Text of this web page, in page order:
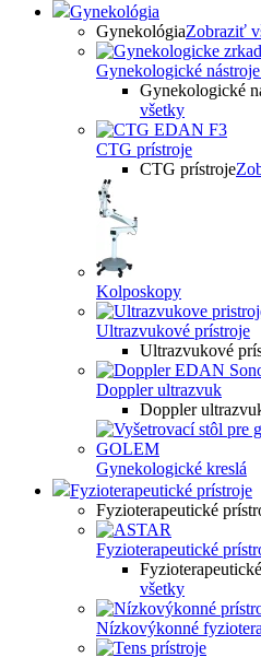
Gynekológia
GynekológiaZobraziť
Gynekologické
Gynekologické
všetky
CTG prístroje
CTG prístroje
Kolposkopy
Ultrazvukové prístroje
Ultrazvukové
Doppler ultrazvuk
Doppler
Gynekologické kreslá
Fyzioterapeutické prístroje
Fyzioterapeutické
Fyzioterapeutické
všetky
Nízkovýkonné